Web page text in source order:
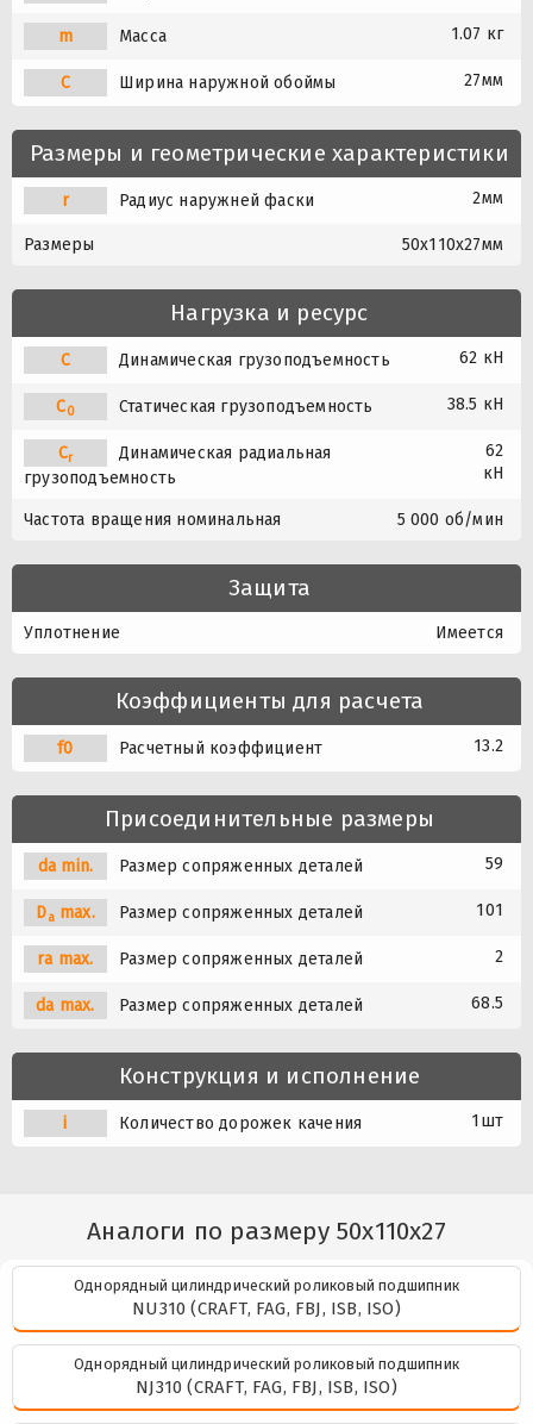
m Масса 1.07 кг
C Ширина наружной обоймы 27мм
Размеры и геометрические характеристики
r Радиус наружней фаски 2мм
Размеры 50x110x27мм
Нагрузка и ресурс
C Динамическая грузоподъемность 62 кН
C0 Статическая грузоподъемность 38.5 кН
Cr
Динамическая радиальная
грузоподъемность
62
кН
Частота вращения номинальная 5 000 об/мин
Защита
Уплотнение Имеется
Коэффициенты для расчета
f0 Расчетный коэффициент 13.2
Присоединительные размеры
da min. Размер сопряженных деталей 59
Damax. Размер сопряженных деталей 101
ra max. Размер сопряженных деталей 2
da max. Размер сопряженных деталей 68.5
Конструкция и исполнение
i Количество дорожек качения 1шт
Аналоги по размеру 50x110x27
Однорядный цилиндрический роликовый подшипник
NU310 (CRAFT, FAG, FBJ, ISB, ISO)
Однорядный цилиндрический роликовый подшипник
NJ310 (CRAFT, FAG, FBJ, ISB, ISO)